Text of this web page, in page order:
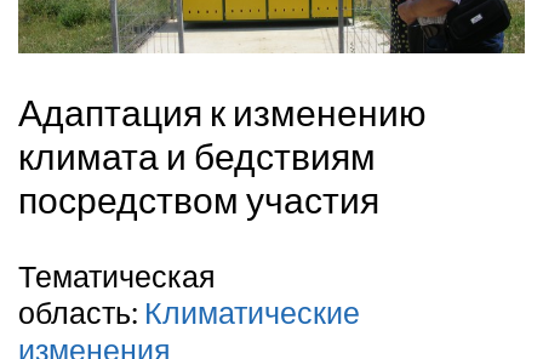
Адаптация к изменению
климата и бедствиям
посредством участия
Тематическая
область: Климатические
изменения